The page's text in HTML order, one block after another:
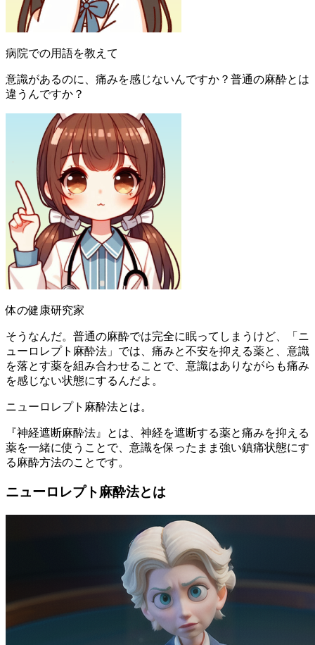
病院での用語を教えて
意識があるのに、痛みを感じないんですか？普通の麻酔とは
違うんですか？
体の健康研究家
そうなんだ。普通の麻酔では完全に眠ってしまうけど、「ニ
ューロレプト麻酔法」では、痛みと不安を抑える薬と、意識
を落とす薬を組み合わせることで、意識はありながらも痛み
を感じない状態にするんだよ。
ニューロレプト麻酔法とは。
『神経遮断麻酔法』とは、神経を遮断する薬と痛みを抑える
薬を一緒に使うことで、意識を保ったまま強い鎮痛状態にす
る麻酔方法のことです。
ニューロレプト麻酔法とは